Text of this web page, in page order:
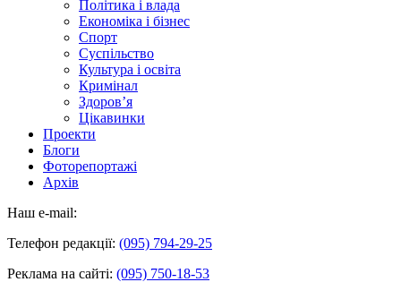
Політика і влада
Економіка і бізнес
Спорт
Суспільство
Культура і освіта
Кримінал
Здоров’я
Цікавинки
Проекти
Блоги
Фоторепортажі
Архів
Наш e-mail:
Телефон редакції: (095) 794-29-25
Реклама на сайті: (095) 750-18-53